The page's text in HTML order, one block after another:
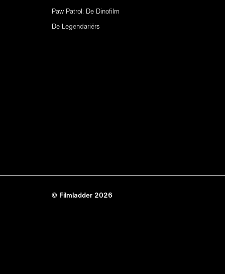
Paw Patrol: De Dinofilm
De Legendariërs
© Filmladder 2026